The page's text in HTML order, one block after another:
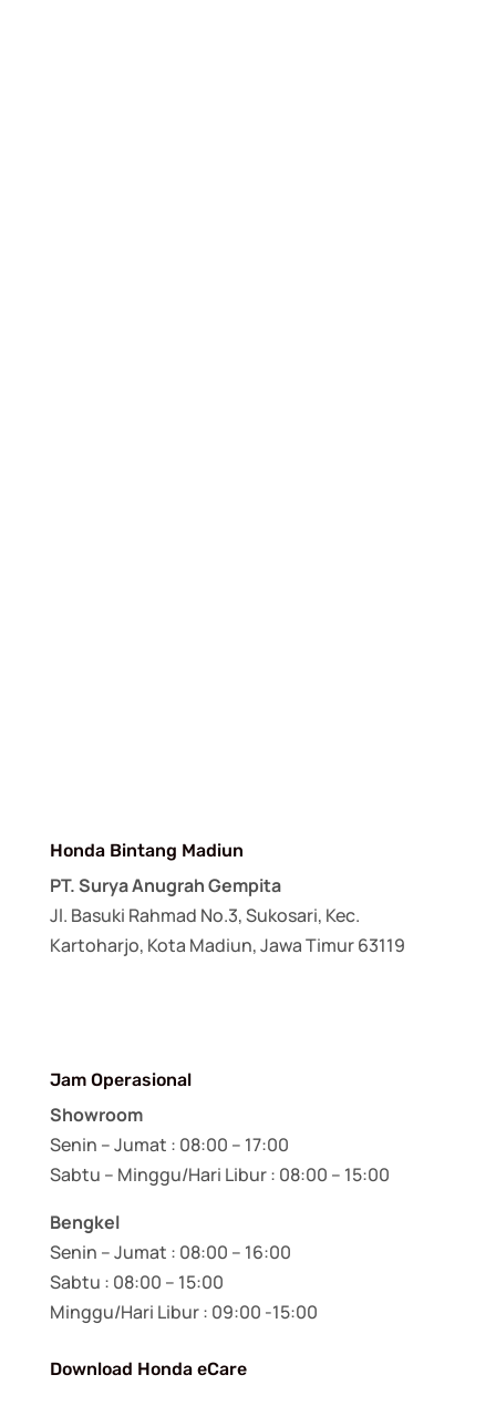
Honda Bintang Madiun
PT. Surya Anugrah Gempita
Jl. Basuki Rahmad No.3, Sukosari, Kec.
Kartoharjo, Kota Madiun, Jawa Timur 63119
Jam Operasional
Showroom
Senin – Jumat : 08:00 – 17:00
Sabtu – Minggu/Hari Libur : 08:00 – 15:00
Bengkel
Senin – Jumat : 08:00 – 16:00
Sabtu : 08:00 – 15:00
Minggu/Hari Libur : 09:00 -15:00
Download Honda eCare